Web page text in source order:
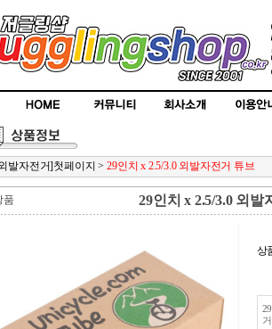
발자전거]첫페이지 > 29인치 x 2.5/3.0 외발자전거 튜브
품 29인치 x 2.5/3.0 외발
상